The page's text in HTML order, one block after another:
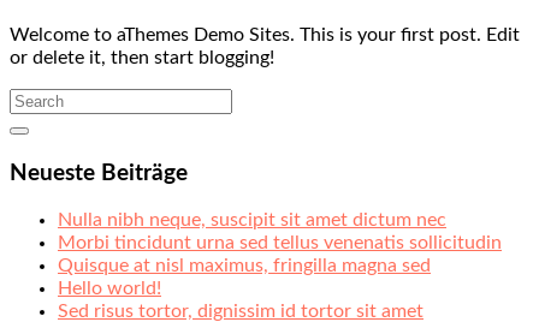
Welcome to aThemes Demo Sites. This is your first post. Edit
or delete it, then start blogging!
Neueste Beiträge
Nulla nibh neque, suscipit sit amet dictum nec
Morbi tincidunt urna sed tellus venenatis sollicitudin
Quisque at nisl maximus, fringilla magna sed
Hello world!
Sed risus tortor, dignissim id tortor sit amet